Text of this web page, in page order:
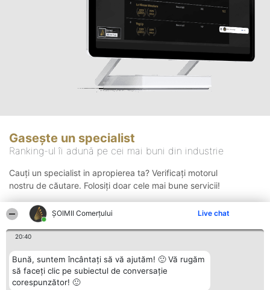
ȘOIMII Comerțului Live chat
20:40
Bună, suntem încântați să vă ajutăm! 🙂 Vă rugăm
să faceți clic pe subiectul de conversație
corespunzător! 🙂
Gasește un specialist
Ranking-ul îi adună pe cei mai buni din industrie
Cauți un specialist in apropierea ta? Verificați motorul
nostru de căutare. Folosiți doar cele mai bune servicii!